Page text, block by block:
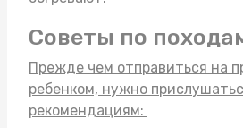
Советы по
Прежде чем отправиться на
ребенком, нужно
рекомендациям: